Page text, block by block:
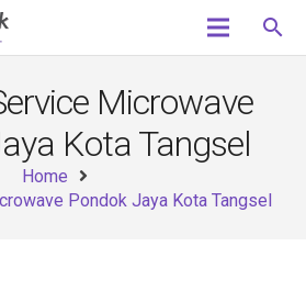
search
Microwave
Kota Tangsel
Home
Pondok Jaya Kota Tangsel